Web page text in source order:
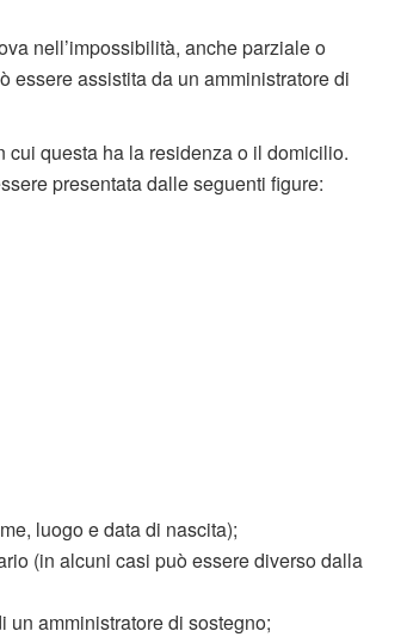
nell’impossibilità, anche parziale o
essere assistita da un amministratore di
cui questa ha la residenza o il domicilio.
presentata dalle seguenti figure:
luogo e data di nascita);
(in alcuni casi può essere diverso dalla
amministratore di sostegno;